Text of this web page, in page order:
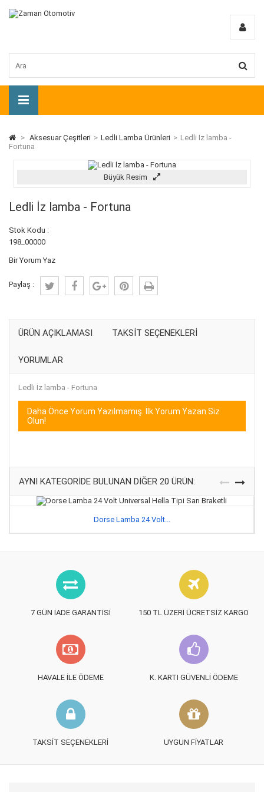
> Aksesuar Çeşitleri > Ledli Lamba Ürünleri > Ledli İz lamba -
Fortuna
Büyük Resim
Ledli İz lamba - Fortuna
Stok Kodu :
198_00000
Bir Yorum Yaz
Paylaş :
ÜRÜN AÇIKLAMASI TAKSIT SEÇENEKLERI
YORUMLAR
Ledli İz lamba - Fortuna
Daha Önce Yorum Yazılmamış. İlk Yorum Yazan Siz
Olun!
AYNI KATEGORIDE BULUNAN DIĞER 20 ÜRÜN:
Dorse Lamba 24 Volt...
7 GÜN İADE GARANTISI 150 TL ÜZERI ÜCRETSIZ KARGO
HAVALE İLE ÖDEME K. KARTI GÜVENLI ÖDEME
TAKSIT SEÇENEKLERI UYGUN FIYATLAR